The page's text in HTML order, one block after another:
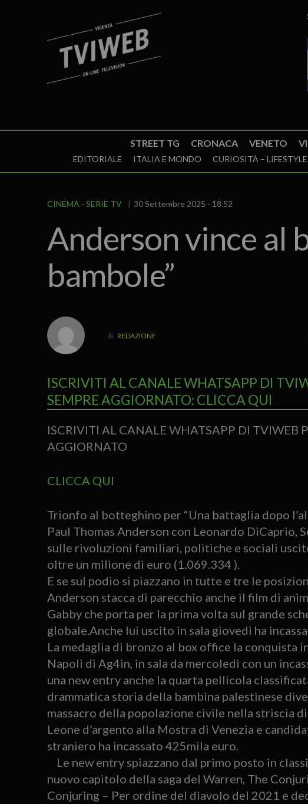
STREET TG CRONACA VENETO
EDITORIALE ITALIA E MONDO CURIOSITÀ – LIFESTYLE
CINEMA - SERIE TV 30 Settembre 2025 - 18.52
Anderson vince al
bambole”
REDAZIONE
ISCRIVITI AL CANALE WHATSAPP DI
SEMPRE AGGIORNATO: CLICCA QUI
ISCRIVITI AL CANALE WHATSAPP DI TVIWEB
AGGIORNATO
CLICCA QUI
Trionfo al botteghino per “Una battaglia dopo
Paul Thomas Anderson con Leonardo DiCaprio,
sulle rivoluzioni familiari, politiche e sociali
oltre un milione di euro (1.069.334 ).
E se sul podio si piazzano in tutte e tre le
Anderson stacca di parecchio anche il film di
Gabby che porta per la prima volta sul grande
globale.Anche lui uscito in sala giovedì ha
La medaglia di bronzo al box office la conquista
Napoli di Ag4in, in sala da mercoledì con un
una new entry anche la quarta pellicola
drammatica storia della bambina palestinese
massacro della popolazione civile nella striscia
Leone d’argento alla Mostra di Venezia e
straniero ha incassato 425mila euro.
Le new entry spiazzano dal primo posto in
nuovo capitolo della saga del Warren, The
Conjuring – Per ordine del diavolo del 2021 e